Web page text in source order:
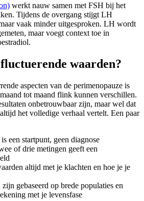
werkt nauw samen met FSH bij het
Tijdens de overgang stijgt LH
vaak minder uitgesproken. LH wordt
maar voegt context toe in
waarden?
aspecten van de perimenopauze is
tot maand flink kunnen verschillen.
onbetrouwbaar zijn, maar wel dat
het volledige verhaal vertelt. Een paar
een startpunt, geen diagnose
of drie metingen geeft een
altijd met je klachten en hoe je je
gebaseerd op brede populaties en
met je levensfase